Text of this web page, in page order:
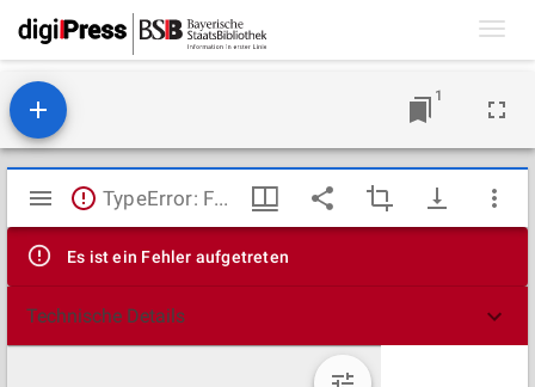
1
Mirador
Viewer
TypeError: Failed to fetch
Es ist ein Fehler aufgetreten
Technische Details